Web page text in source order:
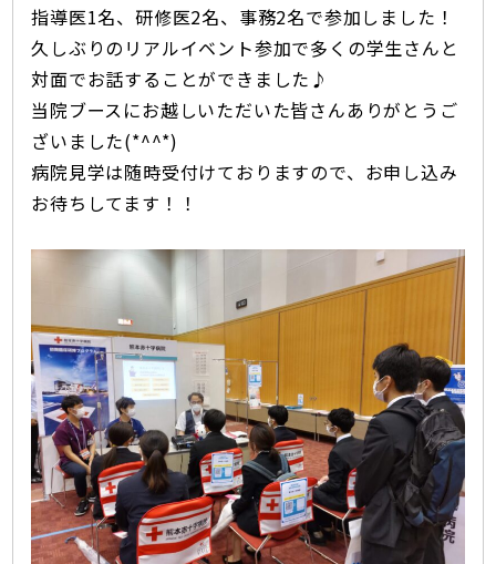
指導医1名、研修医2名、事務2名で参加しました！
久しぶりのリアルイベント参加で多くの学生さんと
対面でお話することができました♪
当院ブースにお越しいただいた皆さんありがとうご
ざいました(*^^*)
病院見学は随時受付けておりますので、お申し込み
お待ちしてます！！